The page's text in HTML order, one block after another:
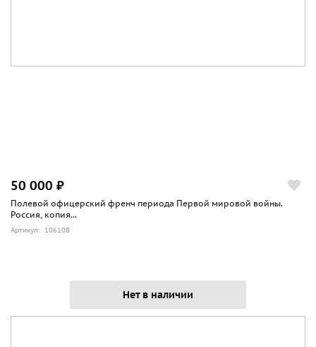
50 000 ₽
Полевой офицерский френч периода Первой мировой войны.
Россия, копия...
Артикул: 106108
Нет в наличии